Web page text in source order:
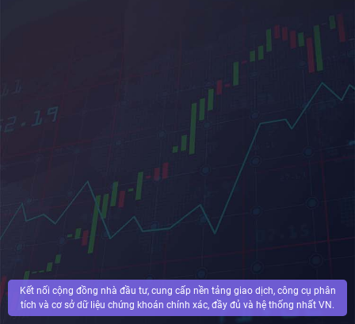
Kết nối cộng đồng nhà đầu tư, cung cấp nền tảng giao dịch, công cụ phân
tích và cơ sở dữ liệu chứng khoán chính xác, đầy đủ và hệ thống nhất VN.